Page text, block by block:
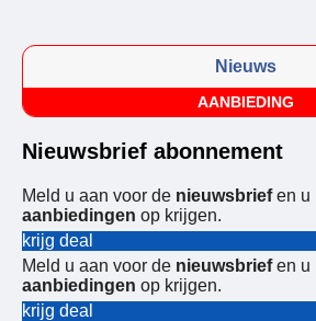
Nieuws
AANBIEDING
Nieuwsbrief abonnement
Meld u aan voor de nieuwsbriefen u
aanbiedingen op krijgen.
krijg deal
Meld u aan voor de nieuwsbriefen u
aanbiedingen op krijgen.
krijg deal